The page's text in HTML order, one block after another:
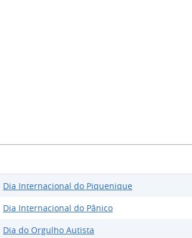
Dia Internacional do Piquenique
Dia Internacional do Pânico
Dia do Orgulho Autista